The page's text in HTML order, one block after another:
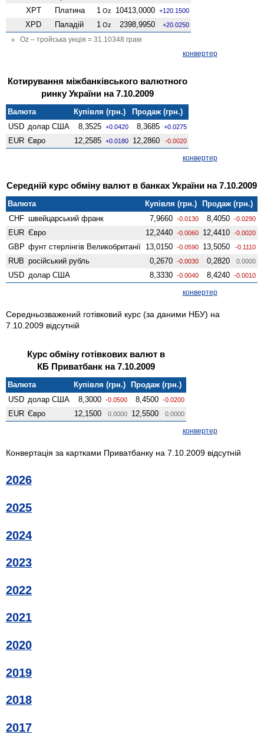
XPT Платина 1 Oz 10413,0000 +120.1500
XPD Паладій 1 Oz 2398,9950 +20.0250
Oz – тройська унція = 31.10348 грам
конвертер
Котирування міжбанківського валютного
ринку України на 7.10.2009
Валюта Купівля (грн.)
Продаж (грн.)
USD долар США 8,3525 +0.0420 8,3685 +0.0275
EUR Євро 12,2585 +0.0180 12,2860 -0.0020
конвертер
Середній курс обміну валют в банках України на 7.10.2009
Валюта Купівля (грн.)
Продаж (грн.)
CHF швейцарський франк 7,9660 -0.0130 8,4050 -0.0290
EUR Євро 12,2440 -0.0060 12,4410 -0.0020
GBP фунт стерлінгів Велико­британії 13,0150 -0.0590 13,5050 -0.1110
RUB російський рубль 0,2670 -0.0030 0,2820 0.0000
USD долар США 8,3330 -0.0040 8,4240 -0.0010
конвертер
Середньозважений готівковий курс (за даними НБУ) на
7.10.2009 відсутній
Курс обміну готівкових валют в
КБ Приватбанк на 7.10.2009
Валюта Купівля (грн.)
Продаж (грн.)
USD долар США 8,3000 -0.0500 8,4500 -0.0200
EUR Євро 12,1500 0.0000 12,5500 0.0000
конвертер
Конвертація за картками Приватбанку на 7.10.2009 відсутній
2026
2025
2024
2023
2022
2021
2020
2019
2018
2017